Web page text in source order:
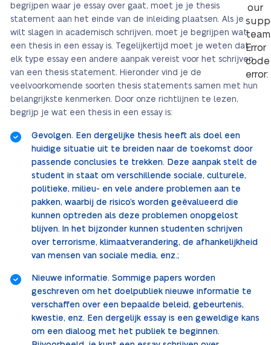
our
Error
code
error:
begrijpen waar je essay over gaat, moet je je thesis
statement aan het einde van de inleiding plaatsen. Als je
wilt slagen in academisch schrijven, moet je begrijpen wat
een thesis in een essay is. Tegelijkertijd moet je weten dat
elk type essay een andere aanpak vereist voor het schrijven
van een thesis statement. Hieronder vind je de
veelvoorkomende soorten thesis statements samen met hun
belangrijkste kenmerken. Door onze richtlijnen te lezen,
begrijp je wat een thesis in een essay is:
Gevolgen. Een dergelijke thesis heeft als doel een
huidige situatie uit te breiden naar de toekomst door
passende conclusies te trekken. Deze aanpak stelt de
student in staat om verschillende sociale, culturele,
politieke, milieu- en vele andere problemen aan te
pakken, waarbij de risico’s worden geëvalueerd die
kunnen optreden als deze problemen onopgelost
blijven. In het bijzonder kunnen studenten schrijven
over terrorisme, klimaatverandering, de afhankelijkheid
van mensen van sociale media, enz.;
Nieuwe informatie. Sommige papers worden
geschreven om het doelpubliek nieuwe informatie te
verschaffen over een bepaalde beleid, gebeurtenis,
kwestie, enz. Een dergelijk essay is een geweldige kans
om een dialoog met het publiek te beginnen.